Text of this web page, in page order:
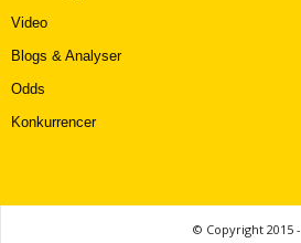
Video
Blogs & Analyser
Odds
Konkurrencer
© Copyright 2015 -